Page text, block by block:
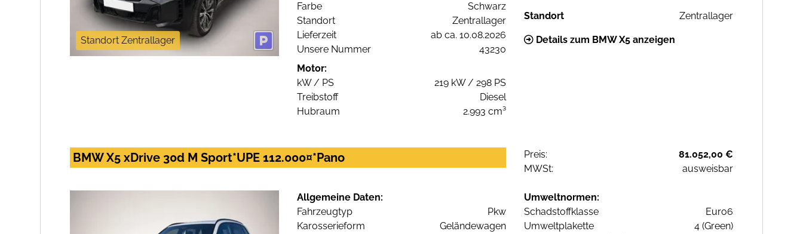
Standort Zentrallager
Farbe
Schwarz
Standort
Zentrallager
Lieferzeit
ab ca. 10.08.2026
Unsere Nummer
43230
Motor:
kW / PS
219 kW / 298 PS
Treibstoff
Diesel
Hubraum
2.993 cm³
Standort Zentrallager
Details zum BMW X5 anzeigen
BMW X5 xDrive 30d M Sport*UPE 112.000¤*Pano Preis:
81.052,00 €
MWSt:
ausweisbar
Allgemeine Daten:
Fahrzeugtyp
Pkw
Karosserieform
Geländewagen
Umweltnormen:
Schadstoffklasse
Euro6
Umweltplakette
4 (Green)